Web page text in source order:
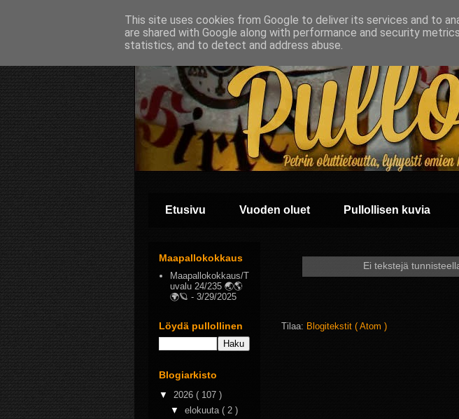
Etusivu Vuoden oluet Pullollisen kuvia
Ei tekstejä
Tilaa: Blogitekstit ( Atom )
Maapallokokkaus
Maapallokokkaus/T
uvalu 24/235 🌏🌎
🌍🪐 - 3/29/2025
Löydä pullollinen
Blogiarkisto
▼ 2026 ( 107 )
▼ elokuuta ( 2 )
This site uses cookies from Google to deliver its services and to
are shared with Google along with performance and security
statistics, and to detect and address abuse.